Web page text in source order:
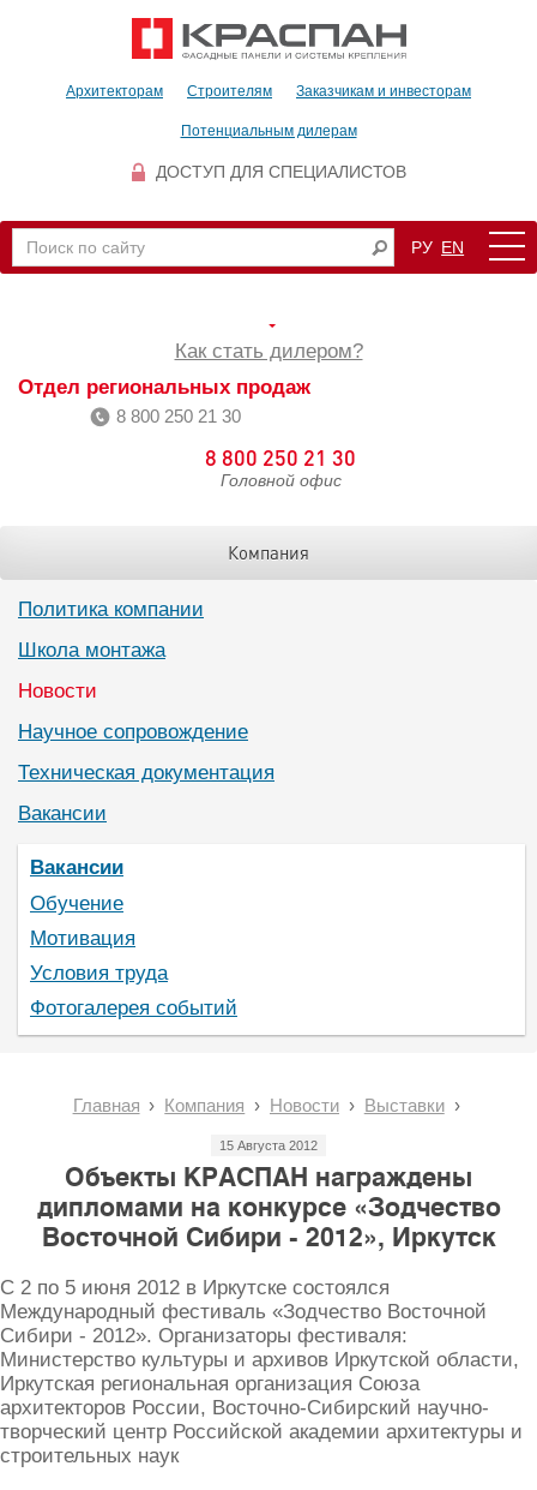
Архитекторам Строителям Заказчикам и инвесторам
Потенциальным дилерам
ДОСТУП ДЛЯ СПЕЦИАЛИСТОВ
РУ EN
Как стать дилером?
Отдел региональных продаж
8 800 250 21 30
8 800 250 21 30
Головной офис
Компания
Политика компании
Школа монтажа
Новости
Научное сопровождение
Техническая документация
Вакансии
Вакансии
Обучение
Мотивация
Условия труда
Фотогалерея событий
Главная Компания Новости Выставки
15 Августа 2012
Объекты КРАСПАН награждены
дипломами на конкурсе «Зодчество
Восточной Сибири - 2012», Иркутск
С 2 по 5 июня 2012 в Иркутске состоялся
Международный фестиваль «Зодчество Восточной
Сибири - 2012». Организаторы фестиваля:
Министерство культуры и архивов Иркутской области,
Иркутская региональная организация Союза
архитекторов России, Восточно-Сибирский научно-
творческий центр Российской академии архитектуры и
строительных наук